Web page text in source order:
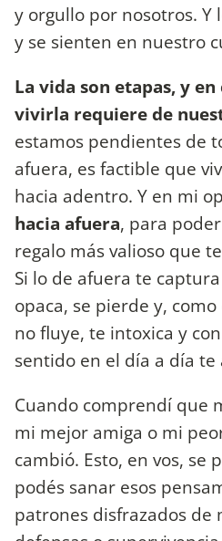
y orgullo por nosotros. Y
y se sienten en nuestro
La vida son etapas, y
vivirla requiere de
estamos pendientes de
afuera, es factible que
hacia adentro. Y en mi
hacia afuera, para
regalo más valioso que
Si lo de afuera te
opaca, se pierde y,
no fluye, te intoxica y
sentido en el día a día te
Cuando comprendí que
mi mejor amiga o mi
cambió. Esto, en vos, se
podés sanar esos
patrones disfrazados de